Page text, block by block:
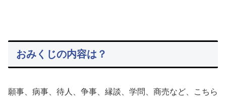
おみくじの内容は？
願事、病事、待人、争事、縁談、学問、商売など、こちら